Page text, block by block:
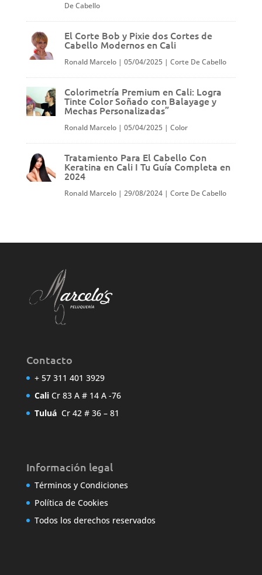
De Cabello
El Corte Bob y Pixie dos Cortes de
Cabello Modernos en Cali
Ronald Marcelo| 05/04/2025| Corte De Cabello
Colorimetría Premium en Cali: Logra
Tinte Color Soñado con Balayage y
Mechas Personalizadas”
Ronald Marcelo| 05/04/2025| Color
Tratamiento Para El Cabello Con
Keratina en Cali I Tu Guía Completa en
2024
Ronald Marcelo| 29/08/2024| Corte De Cabello
Contacto
+ 57 311 401 3929
CaliCr 83 A # 14 A -76
Tuluá Cr 42 # 36 – 81
Información legal
Términos y Condiciones
Política de Cookies
Todos los derechos reservados